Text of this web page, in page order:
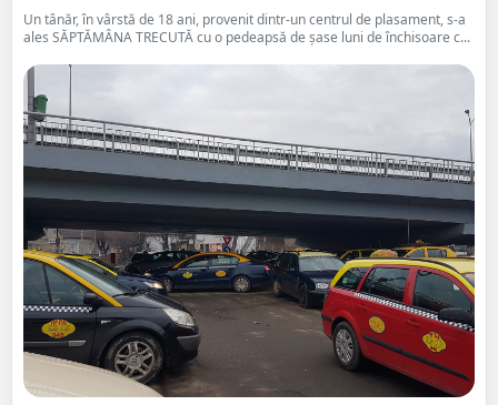
Un tânăr, în vârstă de 18 ani, provenit dintr-un centrul de plasament, s-a
ales SĂPTĂMÂNA TRECUTĂ cu o pedeapsă de șase luni de închisoare c...